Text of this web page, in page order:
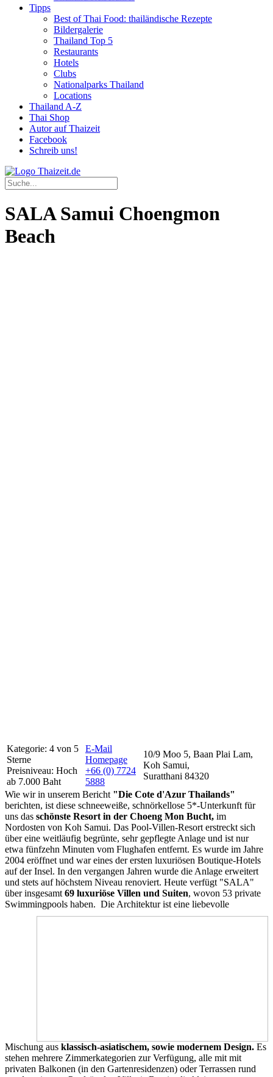
Tipps
Best of Thai Food: thailändische Rezepte
Bildergalerie
Thailand Top 5
Restaurants
Hotels
Clubs
Nationalparks Thailand
Locations
Thailand A-Z
Thai Shop
Autor auf Thaizeit
Facebook
Schreib uns!
SALA Samui Choengmon
Beach
Kategorie: 4 von 5
Sterne
Preisniveau: Hoch
ab 7.000 Baht
E-Mail
Homepage
+66 (0) 7724
5888
10/9 Moo 5, Baan Plai Lam,
Koh Samui,
Suratthani 84320
Wie wir in unserem Bericht "Die Cote d'Azur Thailands"
berichten, ist diese schneeweiße, schnörkellose 5*-Unterkunft für
uns das schönste Resort in der Choeng Mon Bucht, im
Nordosten von Koh Samui. Das Pool-Villen-Resort erstreckt sich
über eine weitläufig begrünte, sehr gepflegte Anlage und ist nur
etwa fünfzehn Minuten vom Flughafen entfernt. Es wurde im Jahre
2004 eröffnet und war eines der ersten luxuriösen Boutique-Hotels
auf der Insel. In den vergangen Jahren wurde die Anlage erweitert
und stets auf höchstem Niveau renoviert. Heute verfügt "SALA"
über insgesamt 69 luxuriöse Villen und Suiten, wovon 53 private
Swimmingpools haben. Die Architektur ist eine liebevolle
Mischung aus klassisch-asiatischem, sowie modernem Design. Es
stehen mehrere Zimmerkategorien zur Verfügung, alle mit mit
privaten Balkonen (in den Gartenresidenzen) oder Terrassen rund